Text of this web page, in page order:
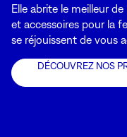
Elle abrite le meilleur
et accessoires pour la
se réjouissent de vous
DÉCOUVREZ NOS